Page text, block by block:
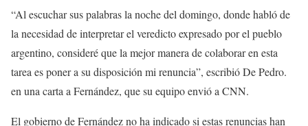
“Al escuchar sus palabras la noche del domingo, donde habló de
la necesidad de interpretar el veredicto expresado por el pueblo
argentino, consideré que la mejor manera de colaborar en esta
tarea es poner a su disposición mi renuncia”, escribió De Pedro.
en una carta a Fernández, que su equipo envió a CNN.
El gobierno de Fernández no ha indicado si estas renuncias han